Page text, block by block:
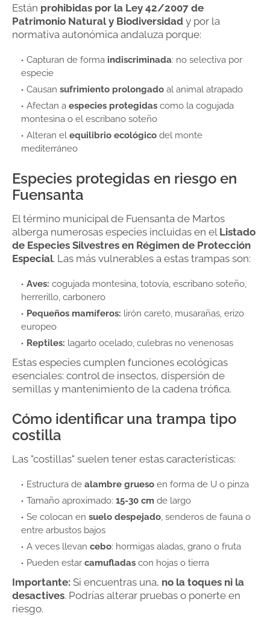
Están prohibidas por la Ley 42/2007 de
Patrimonio Natural y Biodiversidad y por la
normativa autonómica andaluza porque:
Capturan de forma indiscriminada: no selectiva por
especie
Causan sufrimiento prolongado al animal atrapado
Afectan a especies protegidas como la cogujada
montesina o el escribano soteño
Alteran el equilibrio ecológico del monte
mediterráneo
Especies protegidas en riesgo en
Fuensanta
El término municipal de Fuensanta de Martos
alberga numerosas especies incluidas en el Listado
de Especies Silvestres en Régimen de Protección
Especial. Las más vulnerables a estas trampas son:
Aves: cogujada montesina, totovía, escribano soteño,
herrerillo, carbonero
Pequeños mamíferos: lirón careto, musarañas, erizo
europeo
Reptiles: lagarto ocelado, culebras no venenosas
Estas especies cumplen funciones ecológicas
esenciales: control de insectos, dispersión de
semillas y mantenimiento de la cadena trófica.
Cómo identificar una trampa tipo
costilla
Las "costillas" suelen tener estas características:
Estructura de alambre grueso en forma de U o pinza
Tamaño aproximado: 15-30 cm de largo
Se colocan en suelo despejado, senderos de fauna o
entre arbustos bajos
A veces llevan cebo: hormigas aladas, grano o fruta
Pueden estar camufladas con hojas o tierra
Importante: Si encuentras una, no la toques ni la
desactives. Podrías alterar pruebas o ponerte en
riesgo.